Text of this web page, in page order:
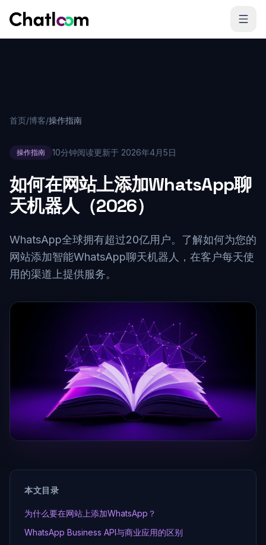
首页/博客/操作指南
操作指南 10分钟阅读更新于 2026年4月5日
如何在网站上添加WhatsApp聊
天机器人（2026）
WhatsApp全球拥有超过20亿用户。了解如何为您的
网站添加智能WhatsApp聊天机器人，在客户每天使
用的渠道上提供服务。
本文目录
为什么要在网站上添加WhatsApp？
WhatsApp Business API与商业应用的区别